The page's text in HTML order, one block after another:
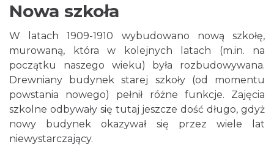
Nowa szkoła
W latach 1909-1910 wybudowano nową szkołę,
murowaną, która w kolejnych latach (m.in. na
początku naszego wieku) była rozbudowywana.
Drewniany budynek starej szkoły (od momentu
powstania nowego) pełnił różne funkcje. Zajęcia
szkolne odbywały się tutaj jeszcze dość długo, gdyż
nowy budynek okazywał się przez wiele lat
niewystarczający.